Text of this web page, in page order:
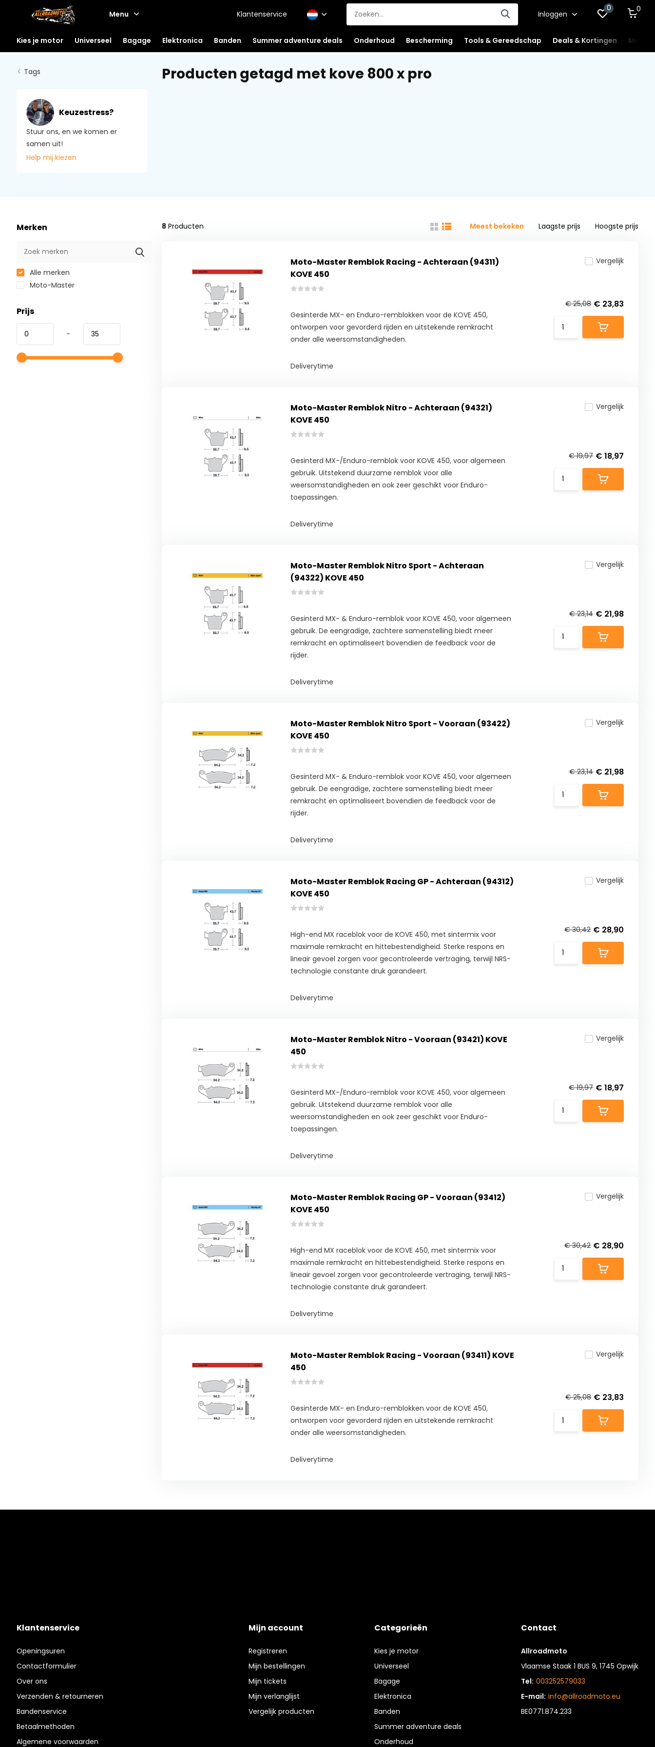
Menu Klantenservice Inloggen
0 0
Kies je motor Universeel Bagage Elektronica Banden Summer adventure deals Onderhoud Bescherming Tools & Gereedschap Deals & Kortingen
Tags
Keuzestress?
Stuur ons, en we komen er
samen uit!
Help mij kiezen
Producten getagd met kove 800 x pro
Merken
Alle merken
Moto-Master
Prijs
-
8 Producten Meest bekeken Laagste prijs Hoogste prijs
Moto-Master Remblok Racing - Achteraan (94311)
KOVE 450
Gesinterde MX- en Enduro-remblokken voor de KOVE 450,
ontworpen voor gevorderd rijden en uitstekende remkracht
onder alle weersomstandigheden.
Deliverytime
Vergelijk
€ 25,08 € 23,83
Moto-Master Remblok Nitro - Achteraan (94321)
KOVE 450
Gesinterd MX-/Enduro-remblok voor KOVE 450, voor algemeen
gebruik. Uitstekend duurzame remblok voor alle
weersomstandigheden en ook zeer geschikt voor Enduro-
toepassingen.
Deliverytime
Vergelijk
€ 19,97 € 18,97
Moto-Master Remblok Nitro Sport - Achteraan
(94322) KOVE 450
Gesinterd MX- & Enduro-remblok voor KOVE 450, voor algemeen
gebruik. De eengradige, zachtere samenstelling biedt meer
remkracht en optimaliseert bovendien de feedback voor de
rijder.
Deliverytime
Vergelijk
€ 23,14 € 21,98
Moto-Master Remblok Nitro Sport - Vooraan (93422)
KOVE 450
Gesinterd MX- & Enduro-remblok voor KOVE 450, voor algemeen
gebruik. De eengradige, zachtere samenstelling biedt meer
remkracht en optimaliseert bovendien de feedback voor de
rijder.
Deliverytime
Vergelijk
€ 23,14 € 21,98
Moto-Master Remblok Racing GP - Achteraan (94312)
KOVE 450
High-end MX raceblok voor de KOVE 450, met sintermix voor
maximale remkracht en hittebestendigheid. Sterke respons en
lineair gevoel zorgen voor gecontroleerde vertraging, terwijl NRS-
technologie constante druk garandeert.
Deliverytime
Vergelijk
€ 30,42 € 28,90
Moto-Master Remblok Nitro - Vooraan (93421) KOVE
450
Gesinterd MX-/Enduro-remblok voor KOVE 450, voor algemeen
gebruik. Uitstekend duurzame remblok voor alle
weersomstandigheden en ook zeer geschikt voor Enduro-
toepassingen.
Deliverytime
Vergelijk
€ 19,97 € 18,97
Moto-Master Remblok Racing GP - Vooraan (93412)
KOVE 450
High-end MX raceblok voor de KOVE 450, met sintermix voor
maximale remkracht en hittebestendigheid. Sterke respons en
lineair gevoel zorgen voor gecontroleerde vertraging, terwijl NRS-
technologie constante druk garandeert.
Deliverytime
Vergelijk
€ 30,42 € 28,90
Moto-Master Remblok Racing - Vooraan (93411) KOVE
450
Gesinterde MX- en Enduro-remblokken voor de KOVE 450,
ontworpen voor gevorderd rijden en uitstekende remkracht
onder alle weersomstandigheden.
Deliverytime
Vergelijk
€ 25,08 € 23,83
Klantenservice
Openingsuren
Contactformulier
Over ons
Verzenden & retourneren
Bandenservice
Betaalmethoden
Algemene voorwaarden
Mijn account
Registreren
Mijn bestellingen
Mijn tickets
Mijn verlanglijst
Vergelijk producten
Categorieën
Kies je motor
Universeel
Bagage
Elektronica
Banden
Summer adventure deals
Onderhoud
Contact
Allroadmoto
Vlaamse Staak 1 BUS 9, 1745 Opwijk
Tel: 003252579033
E-mail: info@allroadmoto.eu
BE0771.874.233